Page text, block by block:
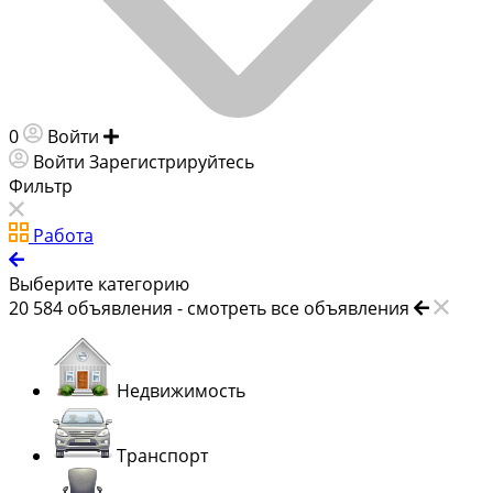
0 Войти
Войти Зарегистрируйтесь
Фильтр
Работа
Выберите категорию
20 584 объявления - смотреть все объявления
Недвижимость
Транспорт